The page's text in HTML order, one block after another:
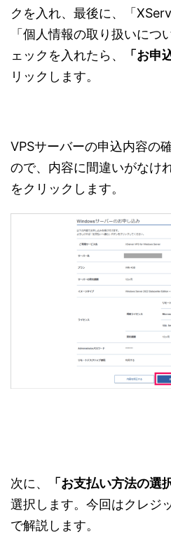
クを入れ、最後に、「
「個人情報の取り扱いにつ
ェックを入れたら、
「お申
リックします。
VPSサーバーの申込内容の
ので、内容に間違いがなけ
をクリックします。
次に、 「お支払い方法の選
選択します。今回はクレジ
で解説します。